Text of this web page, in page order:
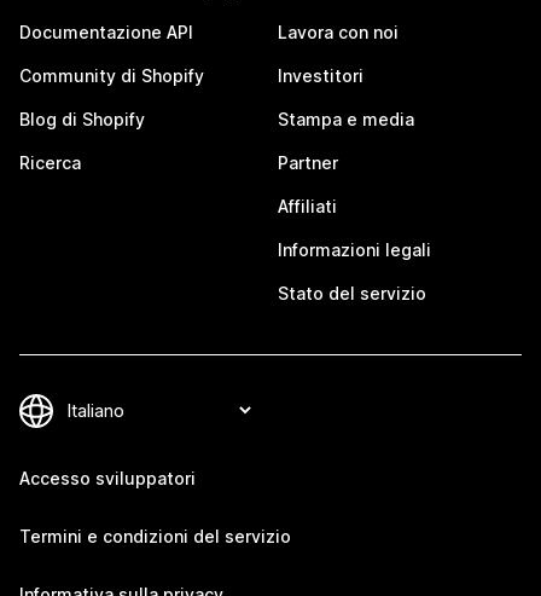
Documentazione API
Community di Shopify
Blog di Shopify
Ricerca
Lavora con noi
Investitori
Stampa e media
Partner
Affiliati
Informazioni legali
Stato del servizio
Accesso sviluppatori
Termini e condizioni del servizio